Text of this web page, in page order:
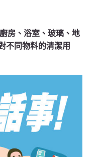
房、浴室、玻璃、地
不同物料的清潔用